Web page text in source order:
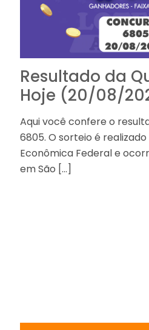
Resultado da
Hoje (20/08/
Aqui você confere o
6805. O sorteio é
Econômica Federal e
em São […]